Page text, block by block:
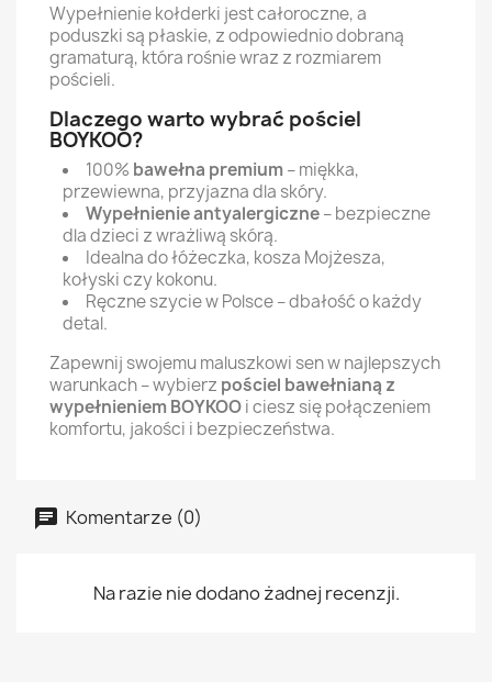
Wypełnienie kołderki jest całoroczne, a
poduszki są płaskie, z odpowiednio dobraną
gramaturą, która rośnie wraz z rozmiarem
pościeli.
Dlaczego warto wybrać pościel
BOYKOO?
100% bawełna premium – miękka,
przewiewna, przyjazna dla skóry.
Wypełnienie antyalergiczne– bezpieczne
dla dzieci z wrażliwą skórą.
Idealna do łóżeczka, kosza Mojżesza,
kołyski czy kokonu.
Ręczne szycie w Polsce – dbałość o każdy
detal.
Zapewnij swojemu maluszkowi sen w najlepszych
warunkach – wybierz pościel bawełnianą z
wypełnieniem BOYKOOi ciesz się połączeniem
komfortu, jakości i bezpieczeństwa.
Komentarze (0)
Na razie nie dodano żadnej recenzji.